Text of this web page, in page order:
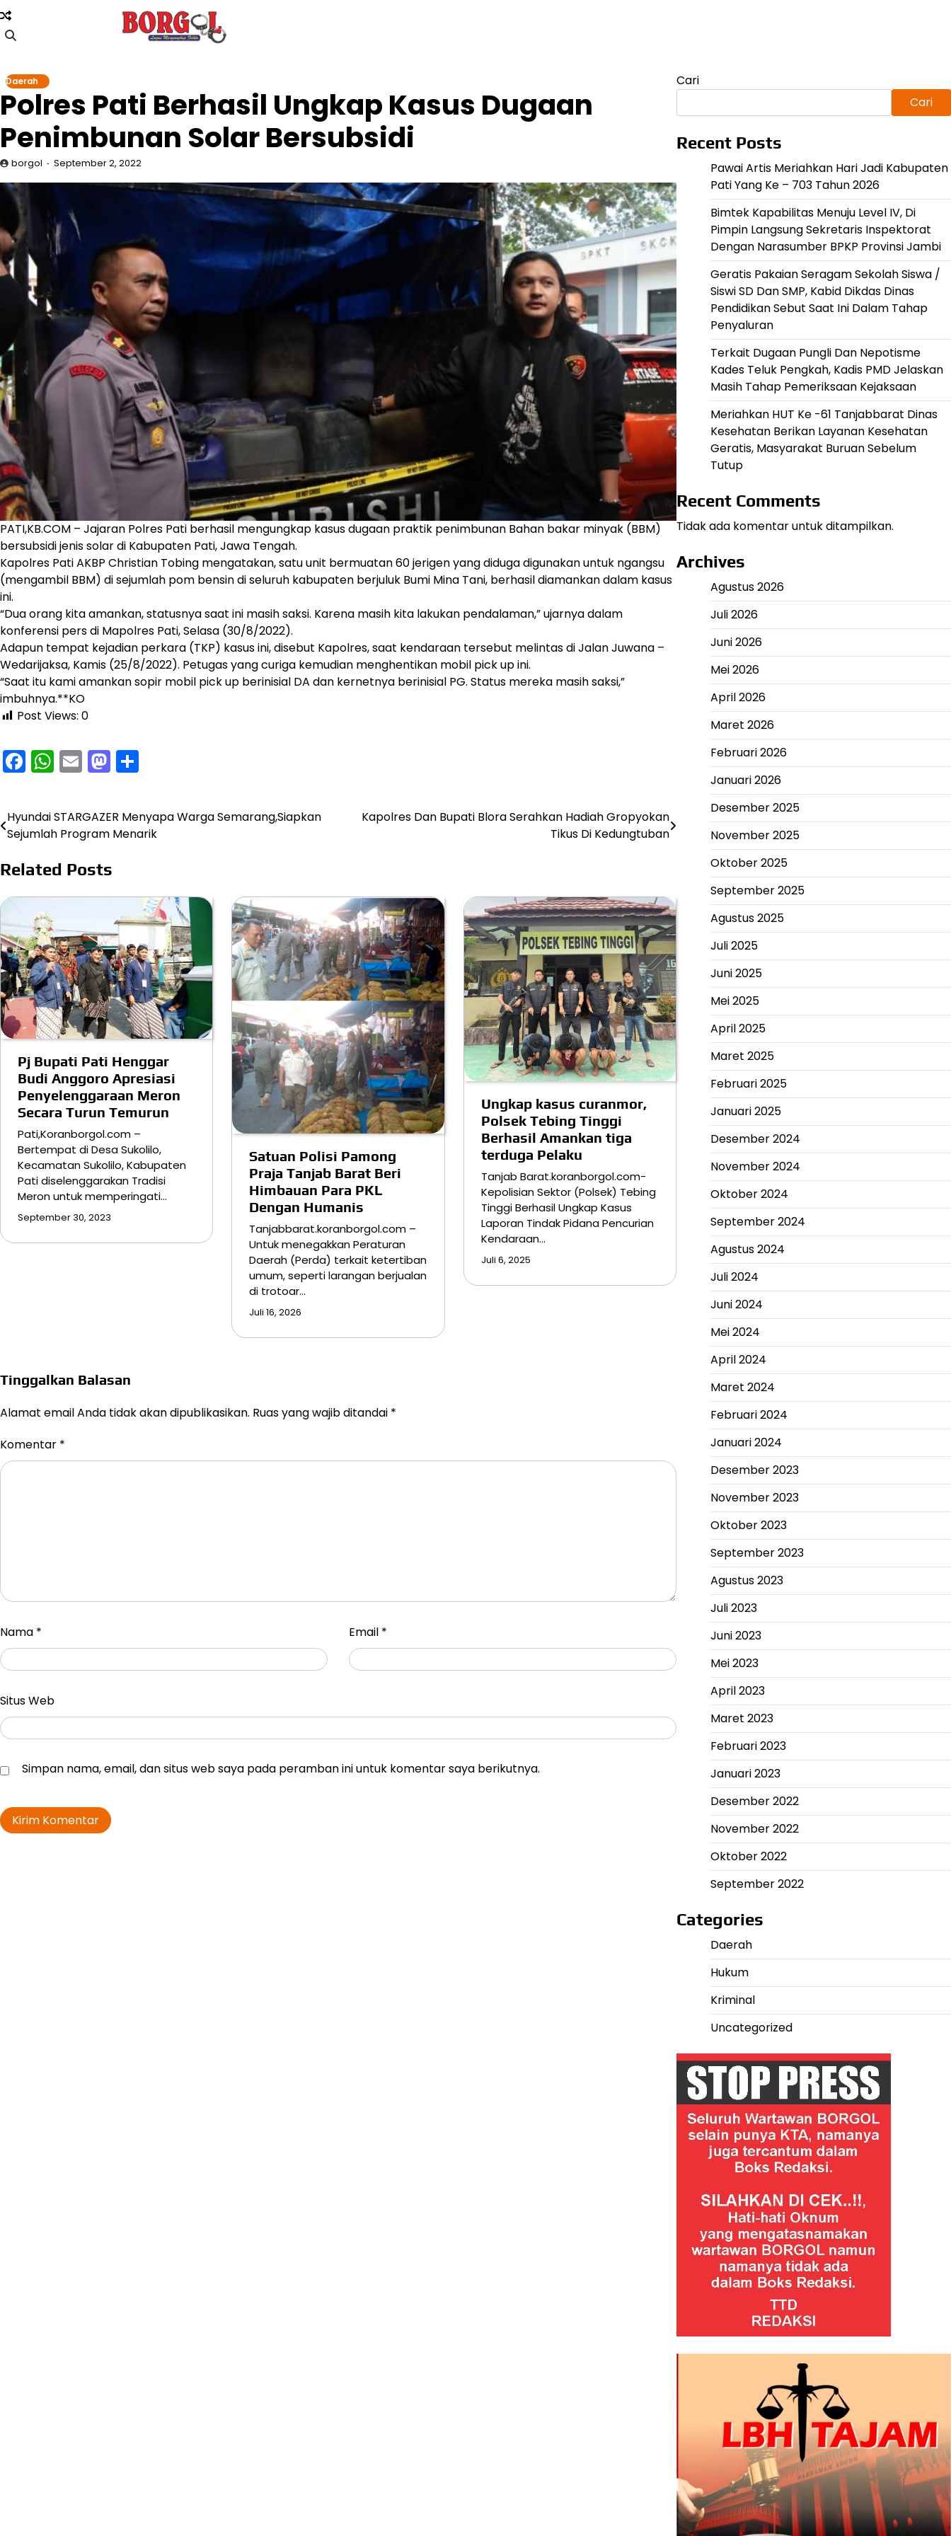
Skip
to
content
Daerah
Polres Pati Berhasil Ungkap Kasus Dugaan
Penimbunan Solar Bersubsidi
borgol September 2, 2022
PATI,KB.COM – Jajaran Polres Pati berhasil mengungkap kasus dugaan praktik penimbunan Bahan bakar minyak (BBM)
bersubsidi jenis solar di Kabupaten Pati, Jawa Tengah.
Kapolres Pati AKBP Christian Tobing mengatakan, satu unit bermuatan 60 jerigen yang diduga digunakan untuk ngangsu
(mengambil BBM) di sejumlah pom bensin di seluruh kabupaten berjuluk Bumi Mina Tani, berhasil diamankan dalam kasus
ini.
“Dua orang kita amankan, statusnya saat ini masih saksi. Karena masih kita lakukan pendalaman,” ujarnya dalam
konferensi pers di Mapolres Pati, Selasa (30/8/2022).
Adapun tempat kejadian perkara (TKP) kasus ini, disebut Kapolres, saat kendaraan tersebut melintas di Jalan Juwana –
Wedarijaksa, Kamis (25/8/2022). Petugas yang curiga kemudian menghentikan mobil pick up ini.
“Saat itu kami amankan sopir mobil pick up berinisial DA dan kernetnya berinisial PG. Status mereka masih saksi,”
imbuhnya.**KO
Post Views: 0
Facebook
WhatsApp
EmailMastodon
Navigasi
pos
Hyundai STARGAZER Menyapa Warga Semarang,Siapkan
Sejumlah Program Menarik
Kapolres Dan Bupati Blora Serahkan Hadiah Gropyokan
Tikus Di Kedungtuban
Related Posts
Pj Bupati Pati Henggar
Budi Anggoro Apresiasi
Penyelenggaraan Meron
Secara Turun Temurun
Pati,Koranborgol.com –
Bertempat di Desa Sukolilo,
Kecamatan Sukolilo, Kabupaten
Pati diselenggarakan Tradisi
Meron untuk memperingati…
September 30, 2023
Satuan Polisi Pamong
Praja Tanjab Barat Beri
Himbauan Para PKL
Dengan Humanis
Tanjabbarat.koranborgol.com –
Untuk menegakkan Peraturan
Daerah (Perda) terkait ketertiban
umum, seperti larangan berjualan
di trotoar…
Juli 16, 2026
Ungkap kasus curanmor,
Polsek Tebing Tinggi
Berhasil Amankan tiga
terduga Pelaku
Tanjab Barat.koranborgol.com-
Kepolisian Sektor (Polsek) Tebing
Tinggi Berhasil Ungkap Kasus
Laporan Tindak Pidana Pencurian
Kendaraan…
Juli 6, 2025
Tinggalkan Balasan
Alamat email Anda tidak akan dipublikasikan. Ruas yang wajib ditandai *
Komentar *
Nama * Email *
Situs Web
Simpan nama, email, dan situs web saya pada peramban ini untuk komentar saya berikutnya.
Cari
Cari
Recent Posts
Pawai Artis Meriahkan Hari Jadi Kabupaten
Pati Yang Ke – 703 Tahun 2026
Bimtek Kapabilitas Menuju Level IV, Di
Pimpin Langsung Sekretaris Inspektorat
Dengan Narasumber BPKP Provinsi Jambi
Geratis Pakaian Seragam Sekolah Siswa /
Siswi SD Dan SMP, Kabid Dikdas Dinas
Pendidikan Sebut Saat Ini Dalam Tahap
Penyaluran
Terkait Dugaan Pungli Dan Nepotisme
Kades Teluk Pengkah, Kadis PMD Jelaskan
Masih Tahap Pemeriksaan Kejaksaan
Meriahkan HUT Ke -61 Tanjabbarat Dinas
Kesehatan Berikan Layanan Kesehatan
Geratis, Masyarakat Buruan Sebelum
Tutup
Recent Comments
Tidak ada komentar untuk ditampilkan.
Archives
Agustus 2026
Juli 2026
Juni 2026
Mei 2026
April 2026
Maret 2026
Februari 2026
Januari 2026
Desember 2025
November 2025
Oktober 2025
September 2025
Agustus 2025
Juli 2025
Juni 2025
Mei 2025
April 2025
Maret 2025
Februari 2025
Januari 2025
Desember 2024
November 2024
Oktober 2024
September 2024
Agustus 2024
Juli 2024
Juni 2024
Mei 2024
April 2024
Maret 2024
Februari 2024
Januari 2024
Desember 2023
November 2023
Oktober 2023
September 2023
Agustus 2023
Juli 2023
Juni 2023
Mei 2023
April 2023
Maret 2023
Februari 2023
Januari 2023
Desember 2022
November 2022
Oktober 2022
September 2022
Categories
Daerah
Hukum
Kriminal
Uncategorized